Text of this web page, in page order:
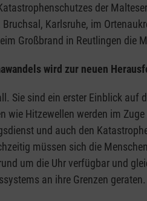
der
Karlsruhe, im
Großbrand in Reutlingen die
wird zur neuen
Sie sind ein erster Einblick
wie Hitzewellen werden im
und auch den
müssen sich die
um die Uhr verfügbar und
an ihre Grenzen geraten.